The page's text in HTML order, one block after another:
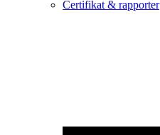
Certifikat & rapporter